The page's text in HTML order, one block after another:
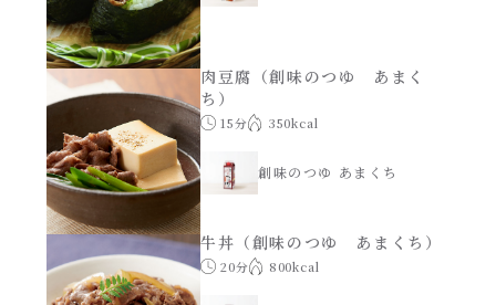
肉豆腐（創味のつゆ あまく
ち）
15分 350kcal
創味のつゆ あまくち
牛丼（創味のつゆ あまくち）
20分 800kcal